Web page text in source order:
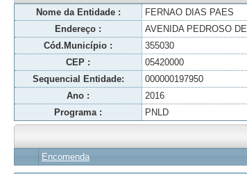
Nome da Entidade :
FERNAO DIAS PAES
Endereço :
AVENIDA PEDROSO
Cód.Município :
355030
CEP :
05420000
Sequencial Entidade:
000000197950
Ano :
2016
Programa :
PNLD
Encomenda